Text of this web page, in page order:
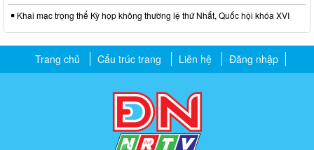
Khai mạc trọng thể Kỳ họp không thường lệ thứ Nhất, Quốc hội khóa XVI
Trang chủ Cấu trúc trang Liên hệ Đăng nhập